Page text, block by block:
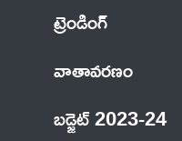
ట్రెండింగ్
వాతావరణం
బడ్జెట్ 2023-24